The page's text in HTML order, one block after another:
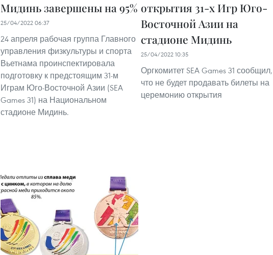
Мидинь завершены на 95%
25/04/2022 06:37
24 апреля рабочая группа Главного
управления физкультуры и спорта
Вьетнама проинспектировала
подготовку к предстоящим 31-м
Играм Юго-Восточной Азии (SEA
Games 31) на Национальном
стадионе Мидинь.
открытия 31-х Игр Юго-
Восточной Азии на
стадионе Мидинь
25/04/2022 10:35
Оргкомитет SEA Games 31 сообщил,
что не будет продавать билеты на
церемонию открытия